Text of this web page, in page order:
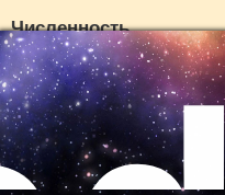
Численность
Данных по численности
Небольшая колония в
насчитывала 10–12 пар.
гнездования
численности неизвестна.
Все